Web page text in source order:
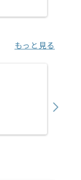
もっと見る